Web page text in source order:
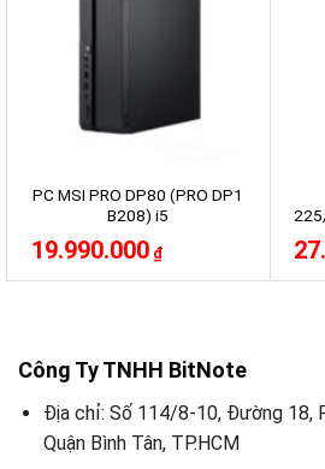
PC MSI PRO DP80 (PRO DP1
B208) i5
Màn hình 23.8 inch MSI PRO
MP242L
19.990.000 ₫
Công Ty TNHH BitNote
Địa chỉ: Số 114/8-10, Đường 18,
Quận Bình Tân, TP.HCM